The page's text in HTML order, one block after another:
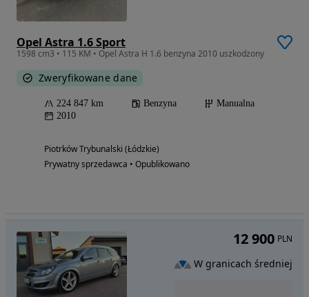
Opel Astra 1.6 Sport
1598 cm3 • 115 KM • Opel Astra H 1.6 benzyna 2010 uszkodzony
Zweryfikowane dane
224 847 km Benzyna
Manualna
2010
Piotrków Trybunalski (Łódzkie)
Prywatny sprzedawca • Opublikowano
12 900 PLN
W granicach średniej